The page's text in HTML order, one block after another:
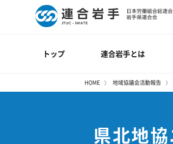
トップ 連合岩手とは
HOME 地域協議会活動報告
県北地